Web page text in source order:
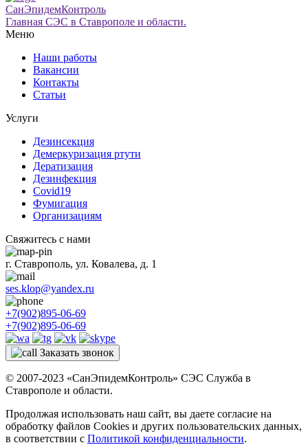
СанЭпидемКонтроль
Главная СЭС в Ставрополе и области.
Меню
Наши работы
Вакансии
Контакты
Статьи
Услуги
Дезинсекция
Демеркуризация ртути
Дератизация
Дезинфекция
Covid19
Фумигация
Организациям
Свяжитесь с нами
г. Ставрополь, ул. Ковалева, д. 1
ses.klop@yandex.ru
+7(902)895-06-69
+7(902)895-06-69
Заказать звонок
© 2007-2023 «СанЭпидемКонтроль» СЭС Служба в
Ставрополе и области.
Продолжая использовать наш сайт, вы даете согласие на
обработку файлов Cookies и других пользовательских данных,
в соответствии с Политикой конфиденциальности.